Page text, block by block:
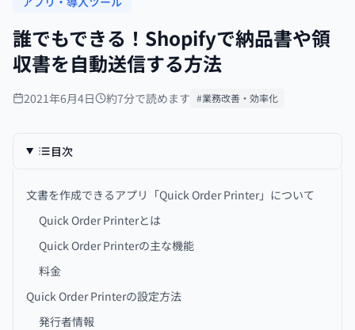
誰でもできる！Shopifyで納品書や領
収書を自動送信する方法
2021年6月4日 約7分で読めます #業務改善・効率化
目次
文書を作成できるアプリ「Quick Order Printer」について
Quick Order Printerとは
Quick Order Printerの主な機能
料金
Quick Order Printerの設定方法
発行者情報